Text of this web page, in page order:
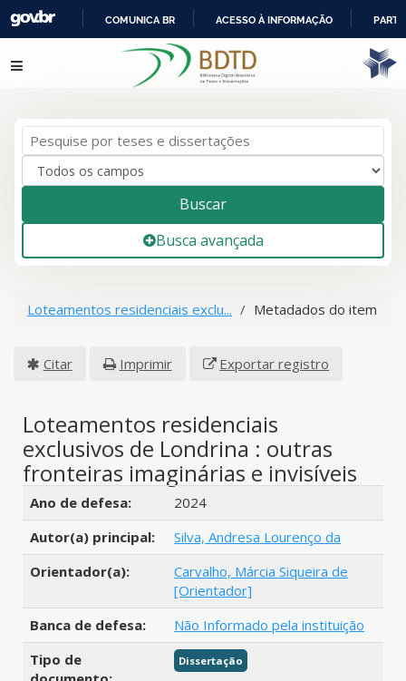
IR
PARA
COMUNICA BR ACESSO À INFORMAÇÃO
Pular para o conteúdo
Buscar
Busca avançada
Loteamentos residenciais exclu... Metadados do item
Citar Imprimir Exportar registro
Loteamentos residenciais
exclusivos de Londrina : outras
fronteiras imaginárias e invisíveis
Detalhes bibliográficos
Ano de defesa:
2024
Autor(a) principal:
Silva, Andresa Lourenço da
Orientador(a):
Carvalho, Márcia Siqueira de
[Orientador]
Banca de defesa:
Não Informado pela instituição
Tipo de
Dissertação